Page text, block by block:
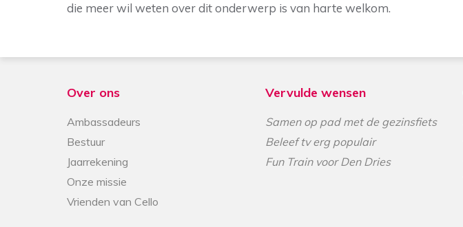
die meer wil weten over dit onderwerp is van harte welkom.
Over ons
Ambassadeurs
Bestuur
Jaarrekening
Onze missie
Vrienden van Cello
Vervulde wensen
Samen op pad met de gezinsfiets
Beleef tv erg populair
Fun Train voor Den Dries